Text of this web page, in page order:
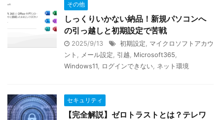
その他
しっくりいかない納品！新規パソコンへ
の引っ越しと初期設定で苦戦
2025/9/13 初期設定
マイクロソフトアカウ
ント
メール設定 引越 Microsoft365
Windows11
ログインできない ネット環境
セキュリティ
【完全解説】ゼロトラストとは？テレワ